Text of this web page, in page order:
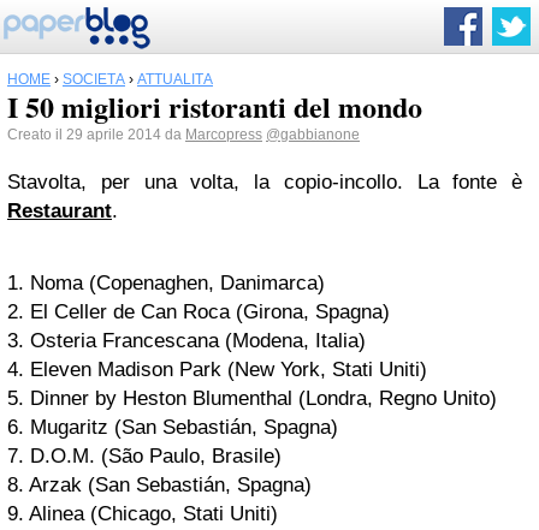
HOME › SOCIETÀ › ATTUALITÀ
I 50 migliori ristoranti del mondo
Creato il 29 aprile 2014 da Marcopress @gabbianone
Stavolta, per una volta, la copio-incollo. La fonte è
Restaurant.
1. Noma (Copenaghen, Danimarca)
2. El Celler de Can Roca (Girona, Spagna)
3. Osteria Francescana (Modena, Italia)
4. Eleven Madison Park (New York, Stati Uniti)
5. Dinner by Heston Blumenthal (Londra, Regno Unito)
6. Mugaritz (San Sebastián, Spagna)
7. D.O.M. (São Paulo, Brasile)
8. Arzak (San Sebastián, Spagna)
9. Alinea (Chicago, Stati Uniti)